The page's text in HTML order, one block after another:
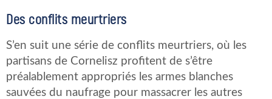
Des conflits meurtriers
S’en suit une série de conflits meurtriers, où les
partisans de Cornelisz profitent de s’être
préalablement appropriés les armes blanches
sauvées du naufrage pour massacrer les autres